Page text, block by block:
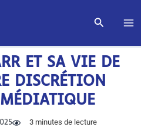
ET SA VIE DE
DISCRÉTION
3minutes de lecture